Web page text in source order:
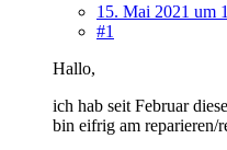
15. Mai 2021 um
#1
Hallo,
ich hab seit Februar
bin eifrig am reparieren/